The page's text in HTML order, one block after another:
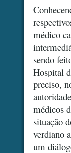
médico
sendo
Hospital
preciso,
médicos
situação
verdiano
um